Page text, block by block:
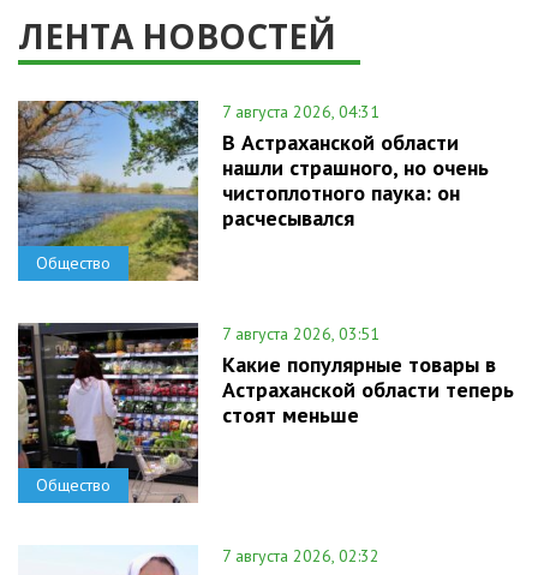
ЛЕНТА НОВОСТЕЙ
Общество
7 августа 2026, 04:31
В Астраханской области
нашли страшного, но очень
чистоплотного паука: он
расчесывался
Общество
7 августа 2026, 03:51
Какие популярные товары в
Астраханской области теперь
стоят меньше
7 августа 2026, 02:32